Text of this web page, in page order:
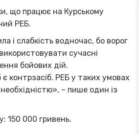
що працює на Курському
РЕБ.
і слабкість водночас, бо ворог
сучасні
бойових дій.
контрзасіб. РЕБ у таких умовах
– пише один із
150 000 гривень.